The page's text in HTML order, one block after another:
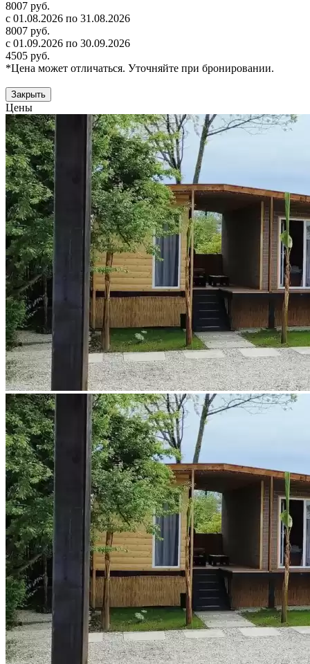
8007 руб.
с 01.08.2026 по 31.08.2026
8007 руб.
с 01.09.2026 по 30.09.2026
4505 руб.
*Цена может отличаться. Уточняйте при бронировании.
Закрыть
Цены